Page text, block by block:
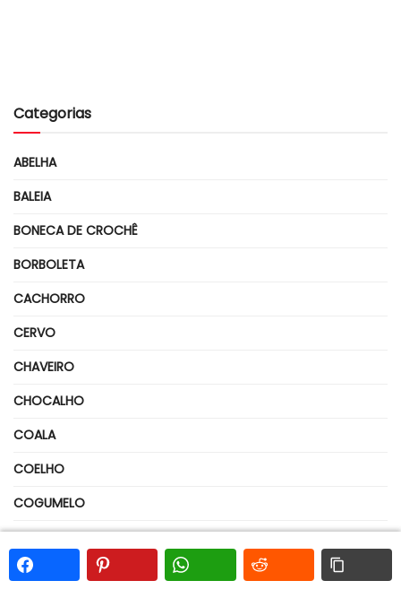
Categorias
ABELHA
BALEIA
BONECA DE CROCHÊ
BORBOLETA
CACHORRO
CERVO
CHAVEIRO
CHOCALHO
COALA
COELHO
COGUMELO
CORUJA
DESENHO ANIMADO